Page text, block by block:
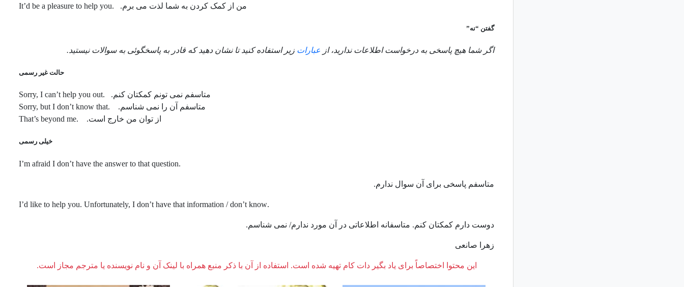
من از کمک کردن به شما لذت می برم. .It’d be a pleasure to help you
گفتن “نه”
اگر شما هیچ پاسخی به درخواست اطلاعات ندارید، از عبارات زیر استفاده کنید تا نشان دهید که قادر به پاسخگوئی به سوالات نیستید.
حالت غیر رسمی
متاسفم نمی تونم کمکتان کنم. .Sorry, I can’t help you out
متاسفم آن را نمی شناسم. .Sorry, but I don’t know that
از توان من خارج است. .That’s beyond me
خیلی رسمی
.I’m afraid I don’t have the answer to that question
متاسفم پاسخی برای آن سوال ندارم.
.I’d like to help you. Unfortunately, I don’t have that information / don’t know
دوست دارم کمکتان کنم. متاسفانه اطلاعاتی در آن مورد ندارم/ نمی شناسم.
زهرا صانعی
این محتوا اختصاصاً برای یاد بگیر دات کام تهیه شده است. استفاده از آن با ذکر منبع همراه با لینک آن و نام نویسنده یا مترجم مجاز است.